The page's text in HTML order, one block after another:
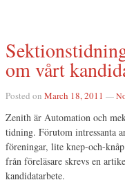
om vårt
Posted on March 18, 2011 —
Zenith är Automation och
tidning. Förutom intressanta
föreningar, lite knep-och-
från föreläsare skrevs en
kandidatarbete.